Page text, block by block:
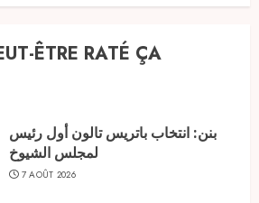
ÊTRE RATÉ ÇA
بنن: انتخاب باتريس تالون أول رئيس
لمجلس الشيوخ
7 AOÛT 2026